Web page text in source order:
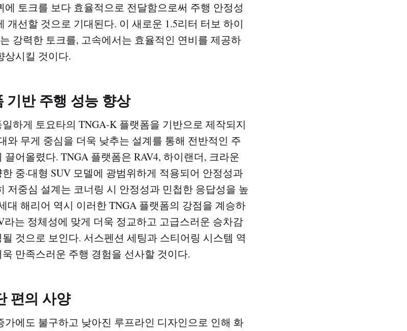
에 토크를 보다 효율적으로 전달함으로써 주행 안정성
개선할 것으로 기대된다. 이 새로운 1.5리터 터보 하이
강력한 토크를, 고속에서는 효율적인 연비를 제공하
상시킬 것이다.
반 주행 성능 향상
하게 토요타의 TNGA-K 플랫폼을 기반으로 제작되지
와 무게 중심을 더욱 낮추는 설계를 통해 전반적인 주
어올렸다. TNGA 플랫폼은 RAV4, 하이랜더, 크라운
중·대형 SUV 모델에 광범위하게 적용되어 안정성과
저중심 설계는 코너링 시 안정성과 민첩한 응답성을 높
대 해리어 역시 이러한 TNGA 플랫폼의 강점을 계승하
라는 정체성에 맞게 더욱 정교하고 고급스러운 승차감
것으로 보인다. 서스펜션 세팅과 스티어링 시스템 역
만족스러운 주행 경험을 선사할 것이다.
편의 사양
가에도 불구하고 낮아진 루프라인 디자인으로 인해 화